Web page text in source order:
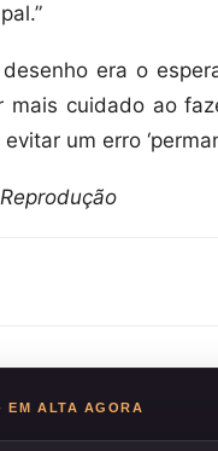
era o
mais cuidado ao
um erro
EM ALTA AGORA